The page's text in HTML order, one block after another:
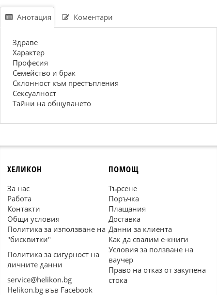
Анотация Коментари
Здраве
Характер
Професия
Семейство и брак
Склонност към престъпления
Сексуалност
Тайни на общуването
ХЕЛИКОН
За нас
Работа
Контакти
Общи условия
Политика за използване на
"бисквитки"
Политика за сигурност на
личните данни
service@helikon.bg
Helikon.bg във Facebook
ПОМОЩ
Търсене
Поръчка
Плащания
Доставка
Данни за клиента
Как да свалим е-книги
Условия за ползване на
ваучер
Право на отказ от закупена
стока